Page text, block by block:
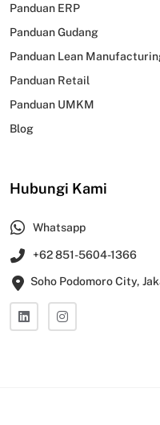
Panduan ERP
Panduan Gudang
Panduan Lean
Panduan Retail
Panduan UMKM
Blog
Hubungi Kami
Whatsapp
+62 851-5604-1366
Soho Podomoro City,